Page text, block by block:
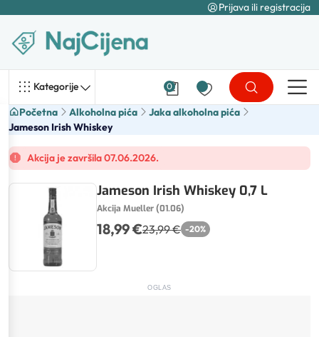
Prijava ili registracija
Kategorije 0
Početna Alkoholna pića
Jaka alkoholna pića
Jameson Irish Whiskey
Akcija je završila 07.06.2026.
Jameson Irish Whiskey 0,7 L
Akcija Mueller (01.06)
18,99 €23,99 € -20%
OGLAS